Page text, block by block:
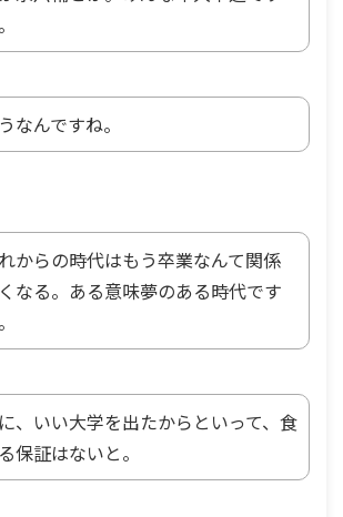
なんですね。
からの時代はもう卒業なんて関係
なる。ある意味夢のある時代です
、いい大学を出たからといって、食
保証はないと。